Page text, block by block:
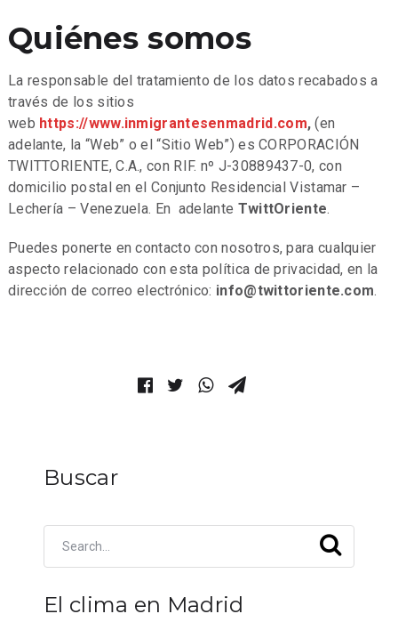
Quiénes somos
La responsable del tratamiento de los datos recabados a
través de los sitios
web https://www.inmigrantesenmadrid.com, (en
adelante, la “Web” o el “Sitio Web”) es CORPORACIÓN
TWITTORIENTE, C.A., con RIF. nº J-30889437-0, con
domicilio postal en el Conjunto Residencial Vistamar –
Lechería – Venezuela. En adelante TwittOriente.
Puedes ponerte en contacto con nosotros, para cualquier
aspecto relacionado con esta política de privacidad, en la
dirección de correo electrónico: info@twittoriente.com.
Buscar
El clima en Madrid